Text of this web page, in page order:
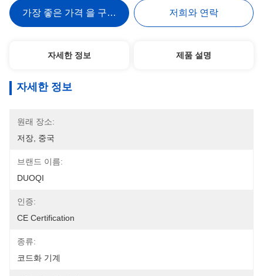
가장 좋은 가격 을 구하라 저희와 연락
자세한 정보 제품 설명
자세한 정보
원래 장소:
저장, 중국
브랜드 이름:
DUOQI
인증:
CE Certification
종류:
코드화 기계